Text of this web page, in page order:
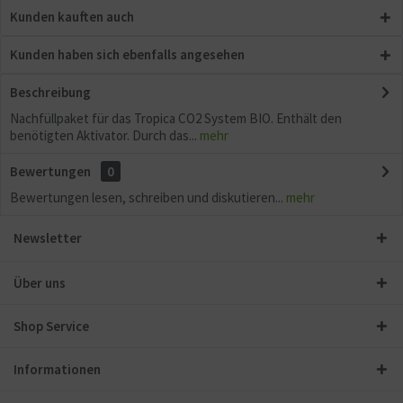
Kunden kauften auch
Kunden haben sich ebenfalls angesehen
Beschreibung
Nachfüllpaket für das Tropica CO2 System BIO. Enthält den
benötigten Aktivator. Durch das... mehr
Bewertungen
0
Bewertungen lesen, schreiben und diskutieren... mehr
Newsletter
Über uns
Shop Service
Informationen